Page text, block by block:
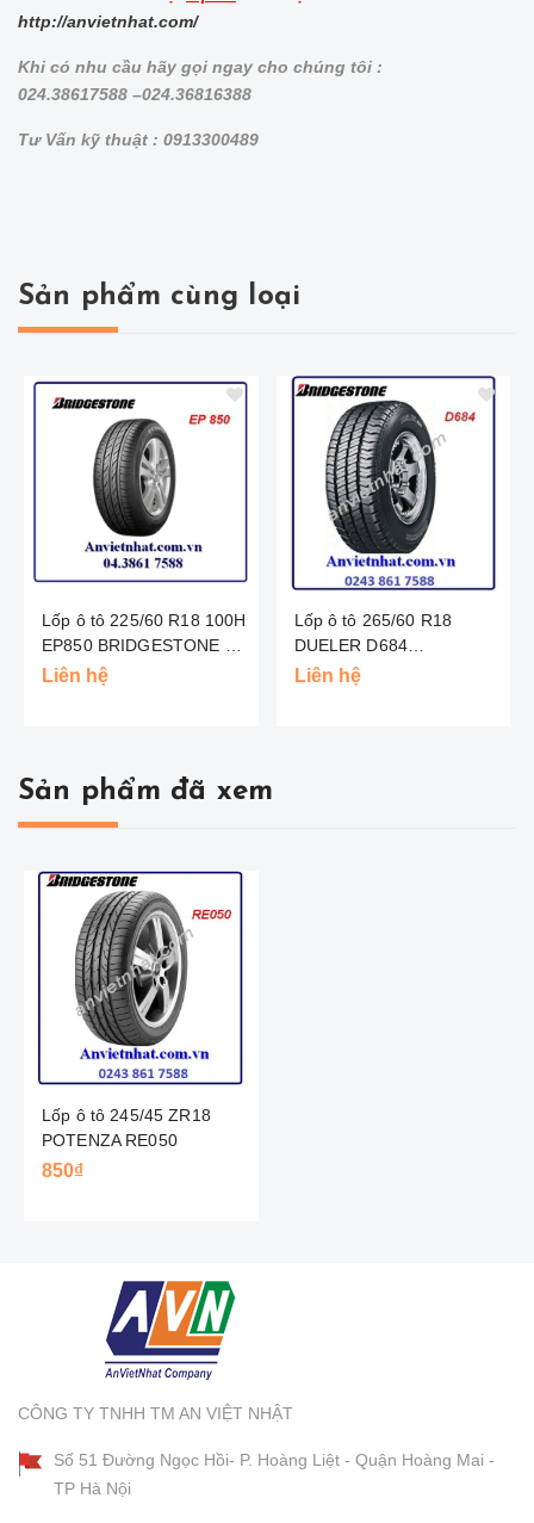
http://anvietnhat.com/
Khi có nhu cầu hãy gọi ngay cho chúng tôi :
024.38617588 –024.36816388
Tư Vấn kỹ thuật : 0913300489
Sản phẩm cùng loại
Lốp ô tô 225/60 R18 100H
EP850 BRIDGESTONE -
TL
Liên hệ
Lốp ô tô 265/60 R18
DUELER D684
Liên hệ
Sản phẩm đã xem
Lốp ô tô 245/45 ZR18
POTENZA RE050
BRIDGESTONE - NHẬT
850₫
CÔNG TY TNHH TM AN VIỆT NHẬT
Số 51 Đường Ngọc Hồi- P. Hoàng Liệt - Quận Hoàng Mai -
TP Hà Nội